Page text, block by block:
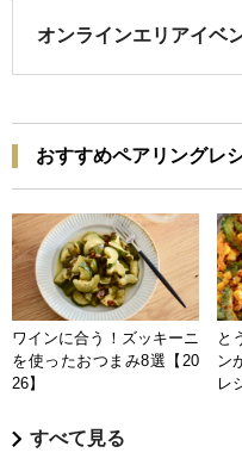
オンラインエリアイベ
おすすめペアリングレ
ワインに合う！ズッキーニ
を使ったおつまみ8選【20
26】
と
ン
レ
すべて見る